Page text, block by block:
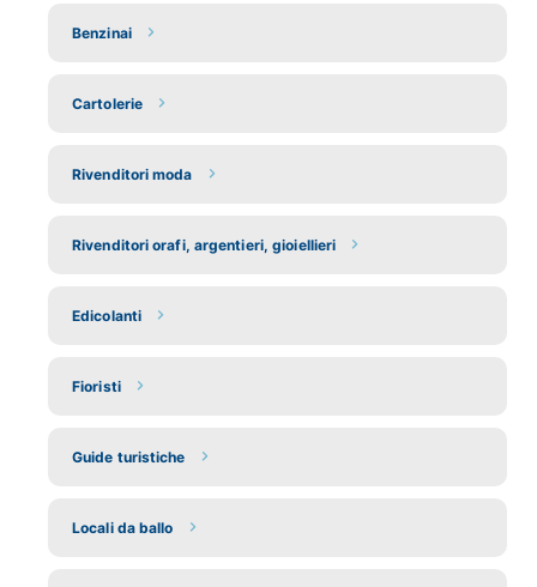
Benzinai
Cartolerie
Rivenditori moda
Rivenditori orafi, argentieri, gioiellieri
Edicolanti
Fioristi
Guide turistiche
Locali da ballo